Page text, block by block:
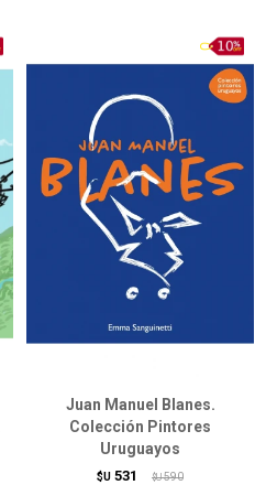
Juan Manuel Blanes.
Colección Pintores
Uruguayos
$U 531 $U 590